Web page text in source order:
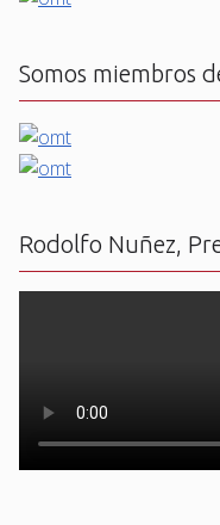
Somos miembros
Rodolfo Nuñez,